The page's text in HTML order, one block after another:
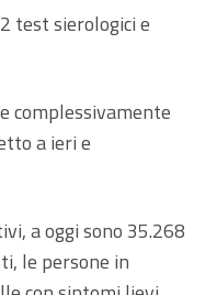
test sierologici e
complessivamente
a ieri e
a oggi sono 35.268
le persone in